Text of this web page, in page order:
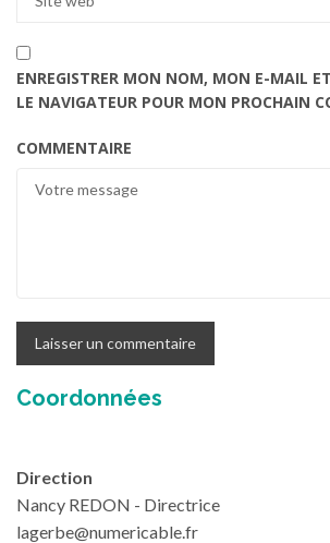
ENREGISTRER MON NOM, MON E-MAIL
LE NAVIGATEUR POUR MON PROCHAIN
COMMENTAIRE
Coordonnées
Direction
Nancy REDON - Directrice
lagerbe@numericable.fr